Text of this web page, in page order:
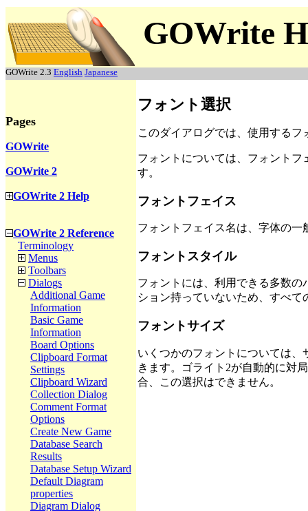
GOWrite
GOWrite 2.3 English Japanese
フォント選択
このダイアログでは、使用する
フォントについては、フォント
す。
フォントフェイス
フォントフェイス名は、字体の一
フォントスタイル
フォントには、利用できる多数
ション持っていないため、すべ
フォントサイズ
いくつかのフォントについては
きます。ゴライト2が自動的に対
合、この選択はできません。
Pages
GOWrite
GOWrite 2
GOWrite 2 Help
GOWrite 2 Reference
Terminology
Menus
Toolbars
Dialogs
Additional Game
Information
Basic Game
Information
Board Options
Clipboard Format
Settings
Clipboard Wizard
Collection Dialog
Comment Format
Options
Create New Game
Database Search
Results
Database Setup Wizard
Default Diagram
properties
Diagram Dialog